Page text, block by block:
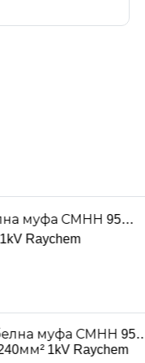
муфа СМНН 95…
1kV Raychem